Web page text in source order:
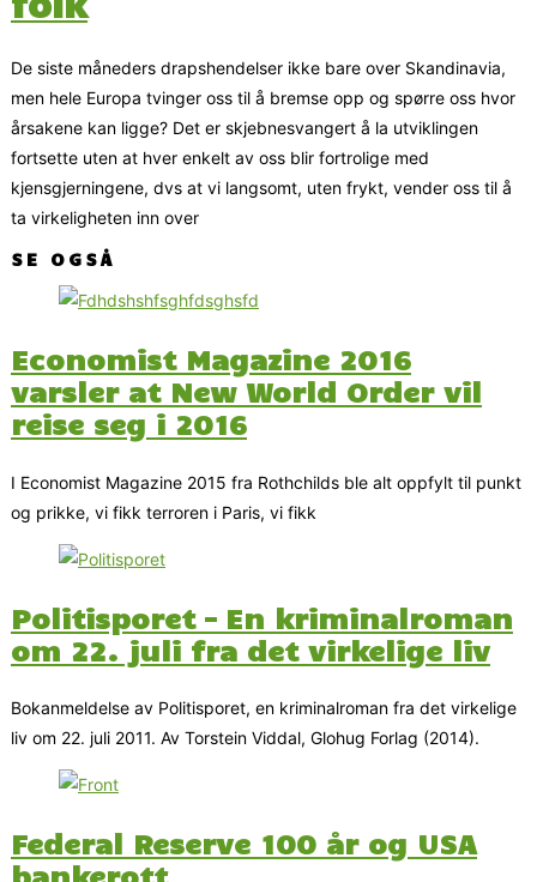
De siste måneders drapshendelser ikke bare over Skandinavia,
men hele Europa tvinger oss til å bremse opp og spørre oss hvor
årsakene kan ligge? Det er skjebnesvangert å la utviklingen
fortsette uten at hver enkelt av oss blir fortrolige med
kjensgjerningene, dvs at vi langsomt, uten frykt, vender oss til å
ta virkeligheten inn over
SE OGSÅ
Economist Magazine 2016
varsler at New World Order vil
reise seg i 2016
I Economist Magazine 2015 fra Rothchilds ble alt oppfylt til punkt
og prikke, vi fikk terroren i Paris, vi fikk
Politisporet – En kriminalroman
om 22. juli fra det virkelige liv
Bokanmeldelse av Politisporet, en kriminalroman fra det virkelige
liv om 22. juli 2011. Av Torstein Viddal, Glohug Forlag (2014).
Federal Reserve 100 år og USA